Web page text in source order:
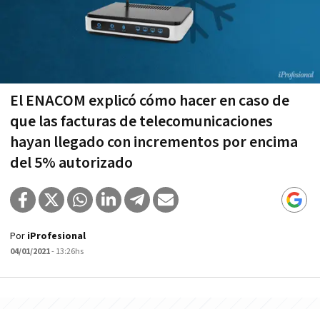
El ENACOM explicó cómo hacer en caso de
que las facturas de telecomunicaciones
hayan llegado con incrementos por encima
del 5% autorizado
Por iProfesional
04/01/2021- 13:26hs